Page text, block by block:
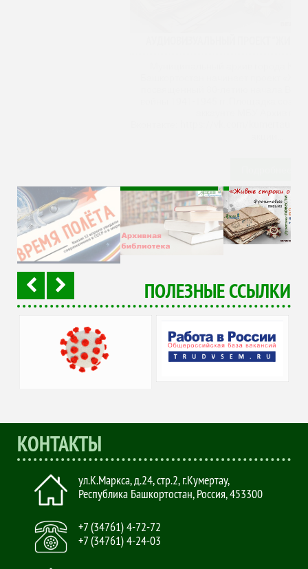
ПОЛЕЗНЫЕ ССЫЛКИ
Coronavirus
Портал Работа в
России
КОНТАКТЫ
ул.К.Маркса, д.24, стр.2,г.Кумертау,
Республика Башкортостан, Россия,453300
+7 (34761) 4-72-72
+7 (34761) 4-24-03